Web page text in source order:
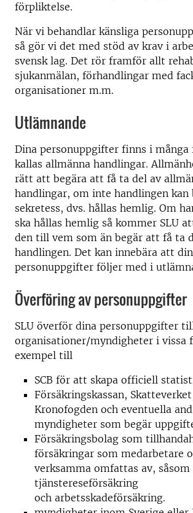
förpliktelse.
När vi behandlar känsliga
så gör vi det med stöd av krav i
svensk lag. Det rör framför allt
sjukanmälan, förhandlingar med
organisationer m.m.
Utlämnande
Dina personuppgifter finns i många
kallas allmänna handlingar.
rätt att begära att få ta del av
handlingar, om inte handlingen kan
sekretess, dvs. hållas hemlig. Om
ska hållas hemlig så kommer SLU
den till vem som än begär att få ta
handlingen. Det kan innebära att
personuppgifter följer med i
Överföring av personuppgifter
SLU överför dina personuppgifter
organisationer/myndigheter i vissa
exempel till
SCB för att skapa officiell
Försäkringskassan,
Kronofogden och eventuella
myndigheter som begär
Försäkringsbolag som
försäkringar som medarbetare
verksamma omfattas av, såsom
tjänstereseförsäkring
och arbetsskadeförsäkring.